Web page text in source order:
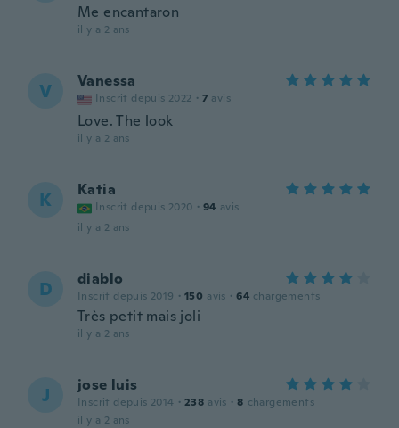
Me encantaron
il y a 2 ans
V Vanessa
Inscrit depuis 2022 · 7 avis
Love. The look
il y a 2 ans
K Katia
Inscrit depuis 2020 · 94 avis
il y a 2 ans
D diablo
Inscrit depuis 2019 · 150 avis · 64 chargements
Très petit mais joli
il y a 2 ans
J jose luis
Inscrit depuis 2014 · 238 avis · 8 chargements
il y a 2 ans